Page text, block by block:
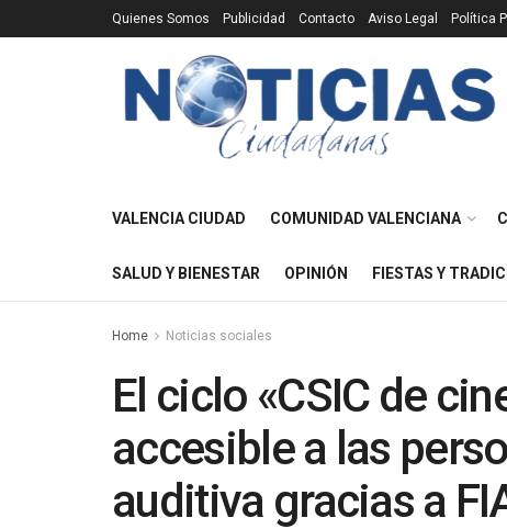
Quienes Somos Publicidad Contacto Aviso Legal Política
VALENCIA CIUDAD COMUNIDAD VALENCIANA
SALUD Y BIENESTAR OPINIÓN FIESTAS Y
Home Noticias sociales
El ciclo «CSIC de
accesible a las
auditiva gracias a